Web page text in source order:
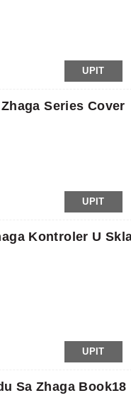
UPIT
Series Cover
UPIT
Kontroler U
UPIT
Sa Zhaga Book18